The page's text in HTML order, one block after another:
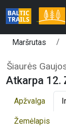
Maršrutas
Šiaurės
Atkarpa 12.
Apžvalga
Žemėlapis